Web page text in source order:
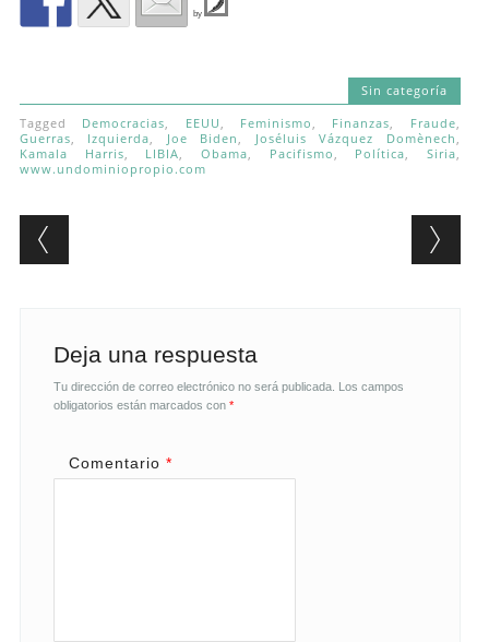
by
Sin categoría
Tagged Democracias EEUU Feminismo Finanzas Fraude
Guerras
Izquierda Joe Biden Joséluis Vázquez Domènech
Kamala Harris
LIBIA Obama Pacifismo Política Siria
www.undominiopropio.com
Post navigation
Deja una respuesta
Tu dirección de correo electrónico no será publicada. Los campos
obligatorios están marcados con *
Comentario *